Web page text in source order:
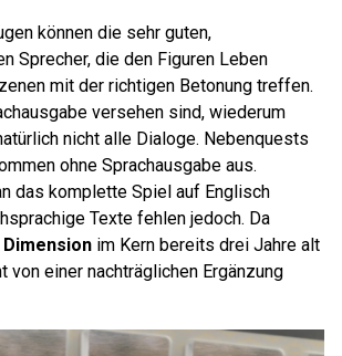
können die sehr guten,
Sprecher, die den Figuren Leben
mit der richtigen Betonung treffen.
versehen sind, wiederum
nicht alle Dialoge. Nebenquests
ohne Sprachausgabe aus.
das komplette Spiel auf Englisch
Texte fehlen jedoch. Da
Dimension im Kern bereits drei Jahre alt
von einer nachträglichen Ergänzung